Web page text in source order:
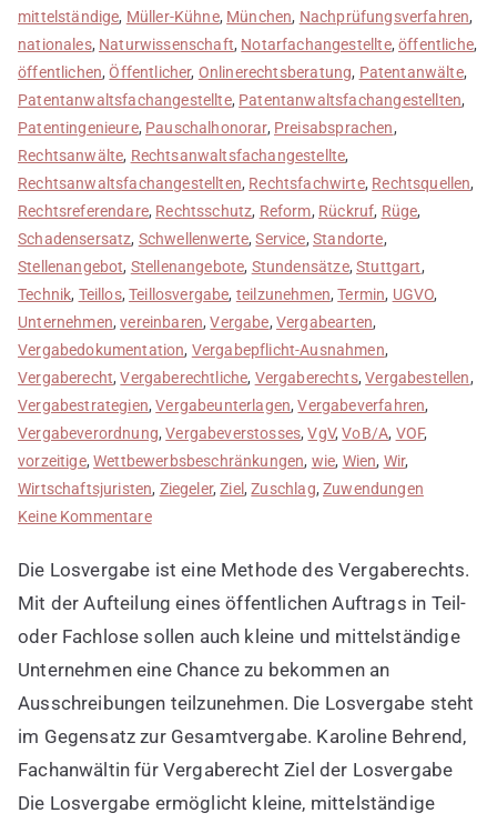
mittelständige, Müller-Kühne, München, Nachprüfungsverfahren,
nationales, Naturwissenschaft, Notarfachangestellte,öffentliche,
öffentlichen,Öffentlicher, Onlinerechtsberatung, Patentanwälte,
Patentanwaltsfachangestellte, Patentanwaltsfachangestellten,
Patentingenieure, Pauschalhonorar, Preisabsprachen,
Rechtsanwälte, Rechtsanwaltsfachangestellte,
Rechtsanwaltsfachangestellten, Rechtsfachwirte, Rechtsquellen,
Rechtsreferendare, Rechtsschutz, Reform, Rückruf, Rüge,
Schadensersatz, Schwellenwerte,Service,Standorte,
Stellenangebot, Stellenangebote, Stundensätze,Stuttgart,
Technik, Teillos,Teillosvergabe, teilzunehmen,Termin, UGVO,
Unternehmen,vereinbaren,Vergabe, Vergabearten,
Vergabedokumentation, Vergabepflicht-Ausnahmen,
Vergaberecht,Vergaberechtliche, Vergaberechts,Vergabestellen,
Vergabestrategien,Vergabeunterlagen,Vergabeverfahren,
Vergabeverordnung,Vergabeverstosses,VgV,VoB/A, VOF,
vorzeitige,Wettbewerbsbeschränkungen, wie, Wien, Wir,
Wirtschaftsjuristen, Ziegeler,Ziel,Zuschlag,Zuwendungen
Keine Kommentarezu
einsetzen
Die Losvergabe ist eine Methode des Vergaberechts.
Mit der Aufteilung eines öffentlichen Auftrags in Teil-
oder Fachlose sollen auch kleine und mittelständige
Unternehmen eine Chance zu bekommen an
Ausschreibungen teilzunehmen. Die Losvergabe steht
im Gegensatz zur Gesamtvergabe. Karoline Behrend,
Fachanwältin für Vergaberecht Ziel der Losvergabe
Die Losvergabe ermöglicht kleine, mittelständige